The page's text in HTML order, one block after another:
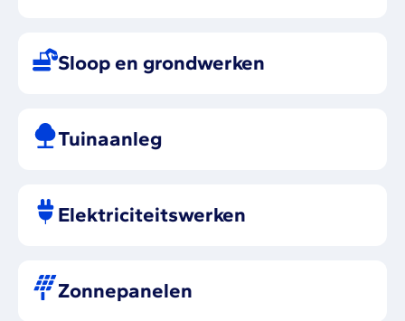
Sloop en grondwerken
Tuinaanleg
Elektriciteitswerken
Zonnepanelen